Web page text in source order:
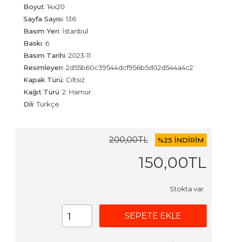
Boyut: 14x20
Sayfa Sayısı: 136
Basım Yeri: İstanbul
Baskı: 6
Basım Tarihi: 2023-11
Resimleyen: 2d55b60c39544dcf956b5d02d544a4c2
Kapak Türü: Ciltsiz
Kağıt Türü: 2. Hamur
Dili:Türkçe
200,00TL %25 İNDİRİM
150,00TL
Stokta var
SEPETE EKLE